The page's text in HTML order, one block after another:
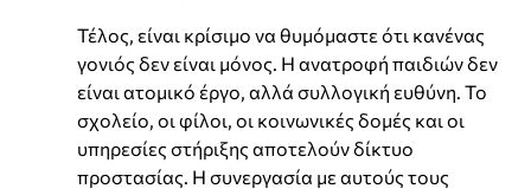
Τέλος, είναι κρίσιμο να θυμόμαστε ότι κανένας
γονιός δεν είναι μόνος. Η ανατροφή παιδιών δεν
είναι ατομικό έργο, αλλά συλλογική ευθύνη. Το
σχολείο, οι φίλοι, οι κοινωνικές δομές και οι
υπηρεσίες στήριξης αποτελούν δίκτυο
προστασίας. Η συνεργασία με αυτούς τους